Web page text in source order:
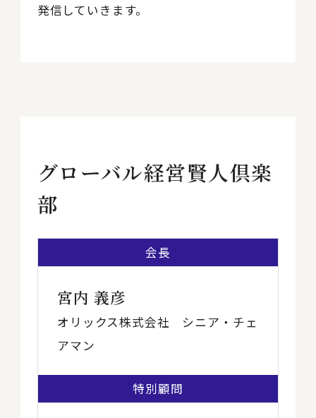
発信していきます。
グローバル経営賢人倶楽
部
会長
宮内 義彦
オリックス株式会社 シニア・チェ
アマン
特別顧問